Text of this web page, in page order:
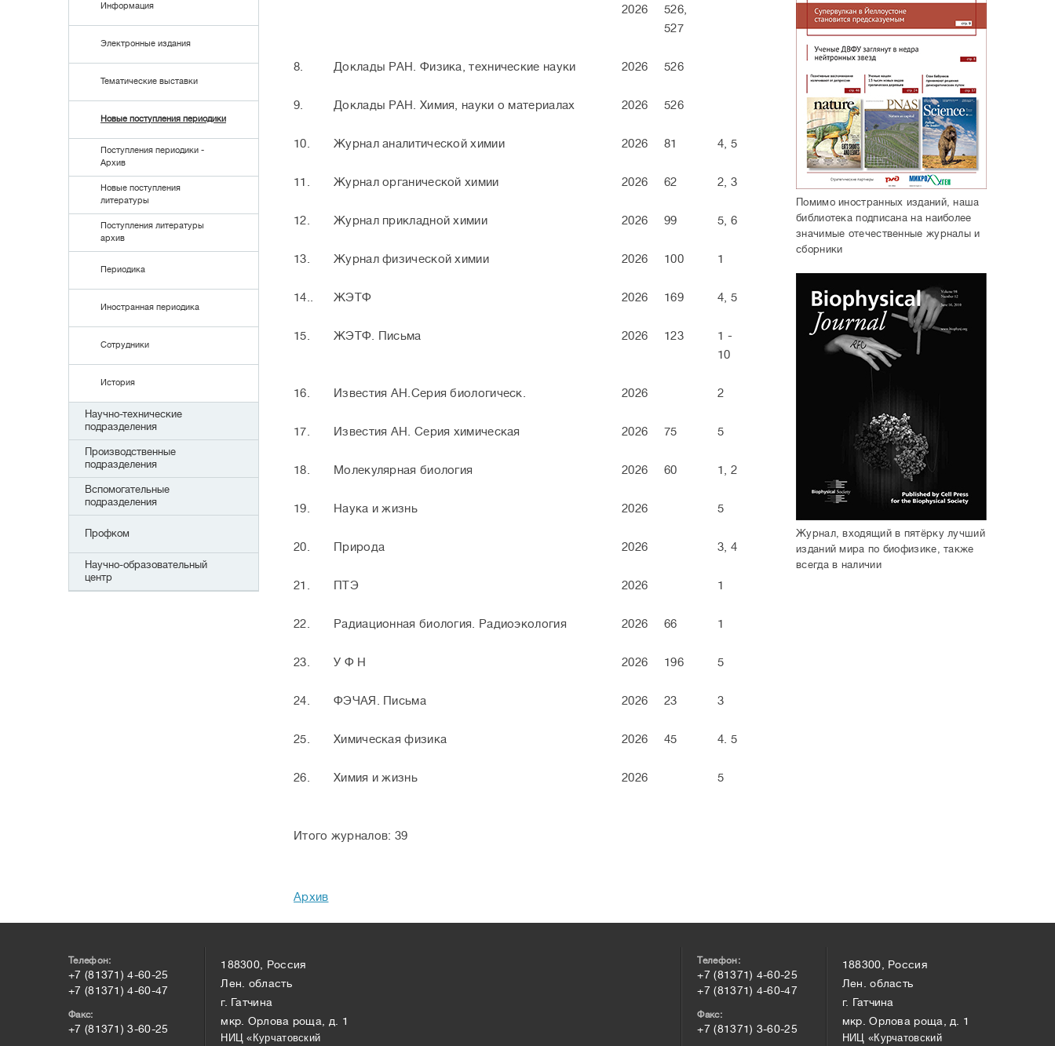
Информация
Электронные издания
Тематические выставки
Новые поступления периодики
Поступления периодики -
Архив
Новые поступления
литературы
Поступления литературы
архив
Периодика
Иностранная периодика
Сотрудники
История
Научно-технические
подразделения
Производственные
подразделения
Вспомогательные
подразделения
Профком
Научно-образовательный
центр
Помимо иностранных изданий, наша
библиотека подписана на наиболее
значимые отечественные журналы и
сборники
Журнал, входящий в пятёрку лучший
изданий мира по биофизике, также
всегда в наличии
2026
526,
527
8. Доклады РАН. Физика, технические науки 2026 526
9. Доклады РАН. Химия, науки о материалах 2026 526
10. Журнал аналитической химии 2026 81 4, 5
11. Журнал органической химии 2026 62 2, 3
12. Журнал прикладной химии 2026 99 5, 6
13. Журнал физической химии 2026 100 1
14.. ЖЭТФ 2026 169 4, 5
15. ЖЭТФ. Письма 2026 123
1 -
10
16. Известия АН.Серия биологическ. 2026 2
17. Известия АН. Серия химическая 2026 75 5
18. Молекулярная биология 2026 60 1, 2
19. Наука и жизнь 2026 5
20. Природа 2026 3, 4
21. ПТЭ 2026 1
22. Радиационная биология. Радиоэкология 2026 66 1
23. У Ф Н 2026 196 5
24. ФЭЧАЯ. Письма 2026 23 3
25. Химическая физика 2026 45 4. 5
26. Химия и жизнь 2026 5
Итого журналов: 39
Архив
Телефон:
+7 (81371) 4-60-25
+7 (81371) 4-60-47
Факс:
+7 (81371) 3-60-25
188300, Россия
Лен. область
г. Гатчина
мкр. Орлова роща, д. 1
НИЦ «Курчатовский
Телефон:
+7 (81371) 4-60-25
+7 (81371) 4-60-47
Факс:
+7 (81371) 3-60-25
188300, Россия
Лен. область
г. Гатчина
мкр. Орлова роща, д. 1
НИЦ «Курчатовский